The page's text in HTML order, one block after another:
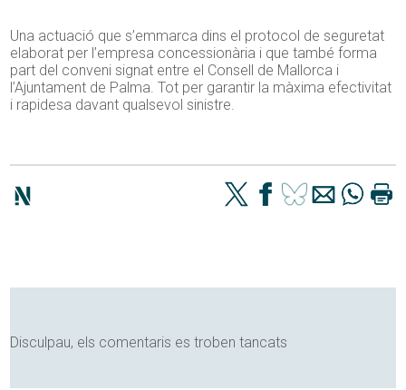
Una actuació que s’emmarca dins el protocol de seguretat
elaborat per l’empresa concessionària i que també forma
part del conveni signat entre el Consell de Mallorca i
l’Ajuntament de Palma. Tot per garantir la màxima efectivitat
i rapidesa davant qualsevol sinistre.
Disculpau, els comentaris es troben tancats